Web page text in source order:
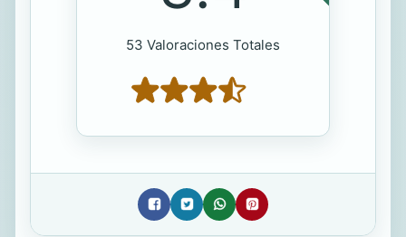
53 Valoraciones Totales